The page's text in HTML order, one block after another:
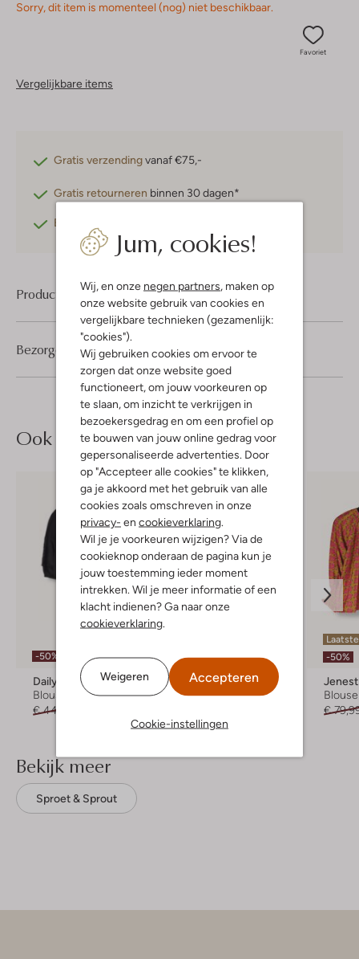
Jum, cookies!
Wij, en onze negen partners , maken op
onze website gebruik van cookies en
vergelijkbare technieken (gezamenlijk:
"cookies").
Wij gebruiken cookies om ervoor te
zorgen dat onze website goed
functioneert, om jouw voorkeuren op
te slaan, om inzicht te verkrijgen in
bezoekersgedrag en om een profiel op
te bouwen van jouw online gedrag voor
gepersonaliseerde advertenties. Door
op "Accepteer alle cookies" te klikken,
ga je akkoord met het gebruik van alle
cookies zoals omschreven in onze
privacy- en cookieverklaring
Wil je je voorkeuren wijzigen? Via de
cookieknop onderaan de pagina kun je
jouw toestemming ieder moment
intrekken. Wil je meer informatie of een
klacht indienen? Ga naar onze
cookieverklaring
Weigeren Accepteren
Cookie-instellingen
Sorry, dit item is momenteel (nog) niet beschikbaar.
Favoriet
Vergelijkbare items
Gratis verzendingvanaf €75,-
Gratis retourneren binnen 30 dagen*
Betaal achteraf
Product informatie
Bezorgen & retourneren
Ook iets voor jou?
-50%
Daily7
Blouse
€ 44,99
-50%
Sproet & Sprout
Blouse
-50%
Jenest
Blouse
€
Bekijk meer
Sproet & Sprout